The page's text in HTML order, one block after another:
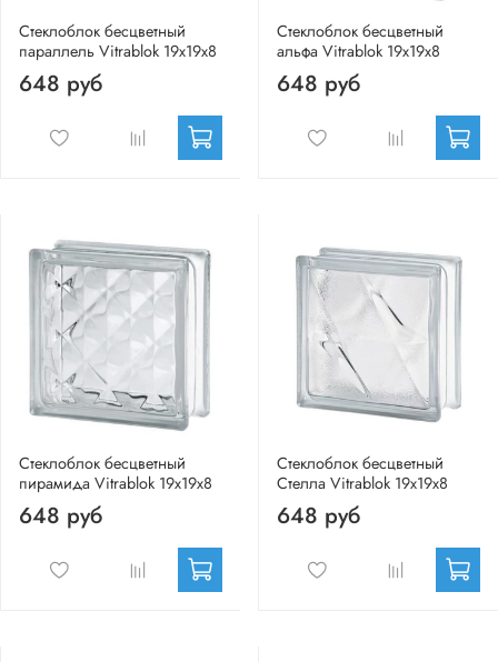
Стеклоблок бесцветный
параллель Vitrablok 19х19х8
648 руб
Стеклоблок бесцветный
альфа Vitrablok 19х19х8
648 руб
Стеклоблок бесцветный
пирамида Vitrablok 19х19х8
648 руб
Стеклоблок бесцветный
Стелла Vitrablok 19х19х8
648 руб